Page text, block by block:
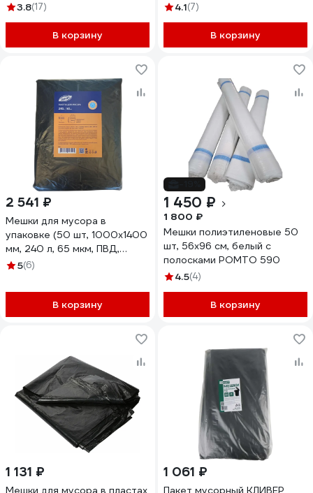
3.8(17)
В корзину
4.1(7)
В корзину
2 541 ₽
Мешки для мусора в
упаковке (50 шт, 1000х1400
мм, 240 л, 65 мкм, ПВД,
черные) Luscan 1623269
5(6)
В корзину
1 450 ₽
1 800 ₽
Мешки полиэтиленовые 50
шт, 56x96 см, белый с
полосками РОМТО 590
4.5(4)
В корзину
1 131 ₽
Мешки для мусора в пластах
1 061 ₽
Пакет мусорный КЛИВЕР